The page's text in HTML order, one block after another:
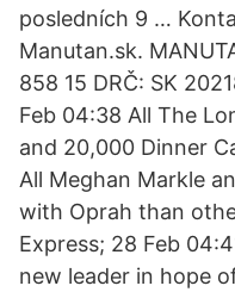
posledních 9 …
Manutan.sk.
858 15 DRČ: SK
Feb 04:38 All The
and 20,000 Dinner
All Meghan Markle
with Oprah than
Express; 28 Feb
new leader in hope